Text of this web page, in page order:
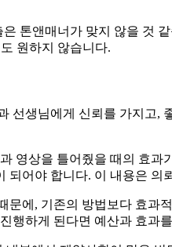
톤앤매너가 맞지 않을 것
원하지 않습니다.
생님에게 신뢰를 가지고
영상을 틀어줬을 때의 효
어야 합니다. 이 내용은
에, 기존의 방법보다 효과
행하게 된다면 예산과 효과